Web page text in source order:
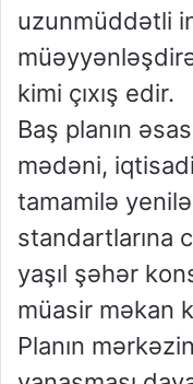
uzunmüddətli
kimi çıxış edir.
Baş planın
mədəni,
tamamilə
standartlarına
yaşıl şəhər
müasir məkan
Planın